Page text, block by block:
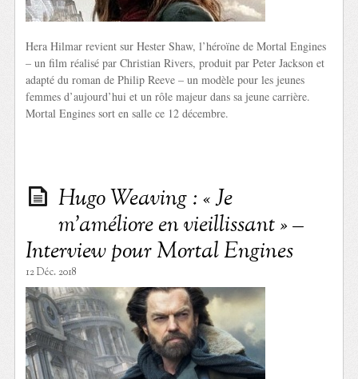
Hera Hilmar revient sur Hester Shaw, l’héroïne de Mortal Engines
– un film réalisé par Christian Rivers, produit par Peter Jackson et
adapté du roman de Philip Reeve – un modèle pour les jeunes
femmes d’aujourd’hui et un rôle majeur dans sa jeune carrière.
Mortal Engines sort en salle ce 12 décembre.
Hugo Weaving : « Je
m’améliore en vieillissant » –
Interview pour Mortal Engines
12 Déc. 2018